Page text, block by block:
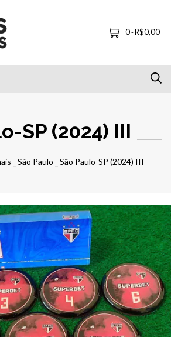
0-R$0,00
SP (2024) III
- São Paulo - São Paulo-SP (2024) III